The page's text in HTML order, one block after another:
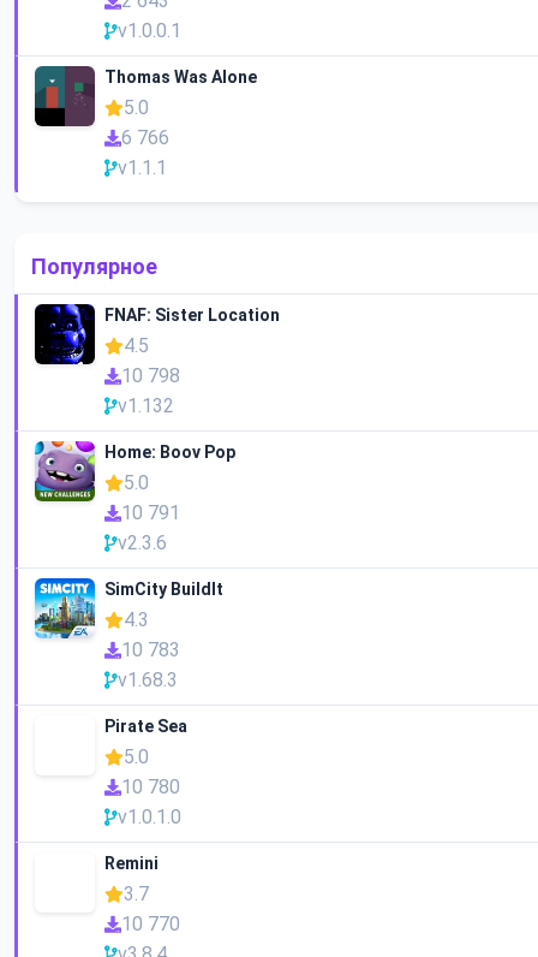
v1.0.0.1
Thomas Was Alone
5.0
6 766
v1.1.1
Популярное
FNAF: Sister Location
4.5
10 798
v1.132
Home: Boov Pop
5.0
10 791
v2.3.6
SimCity BuildIt
4.3
10 783
v1.68.3
Pirate Sea
5.0
10 780
v1.0.1.0
Remini
3.7
10 770